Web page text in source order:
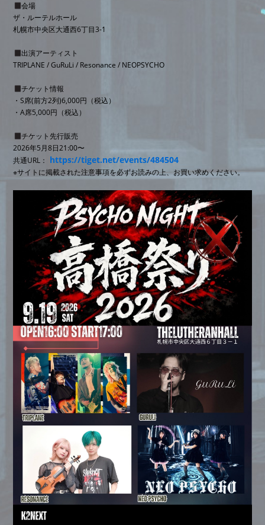
会場
ザ・ルーテルホール
札幌市中央区大通西6丁目3-1
出演アーティスト
TRIPLANE / GuRuLi / Resonance / NEOPSYCHO
チケット情報
・S席(前方2列)6,000円（税込）
・A席5,000円（税込）
チケット先行販売
2026年5月8日21:00〜
共通URL： https://tiget.net/events/484504
※サイトに掲載された注意事項を必ずお読みの上、お買い求めください。